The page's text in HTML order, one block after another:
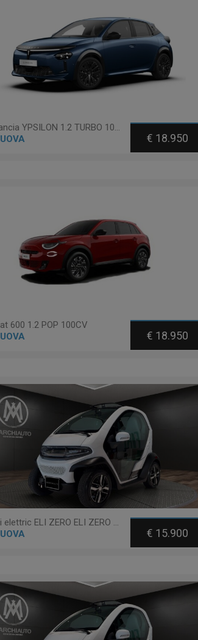
Lancia YPSILON 1.2 TURBO 100 LX 100CV
€ 18.950
600 1.2 POP 100CV
€ 18.950
Eli elettric ELI ZERO ELI ZERO PLUS + TABLET + RANGE EXTENDED 200KM
€ 15.900